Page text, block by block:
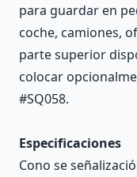
para guardar en
coche, camiones,
parte superior
colocar
#SQ058.
Especificaciones
Cono se